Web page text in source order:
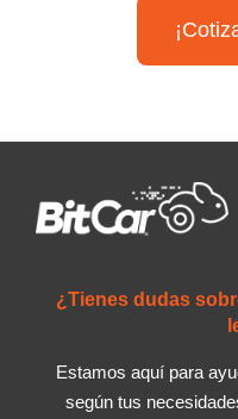
¿Tienes dudas
Estamos aquí para
según tus